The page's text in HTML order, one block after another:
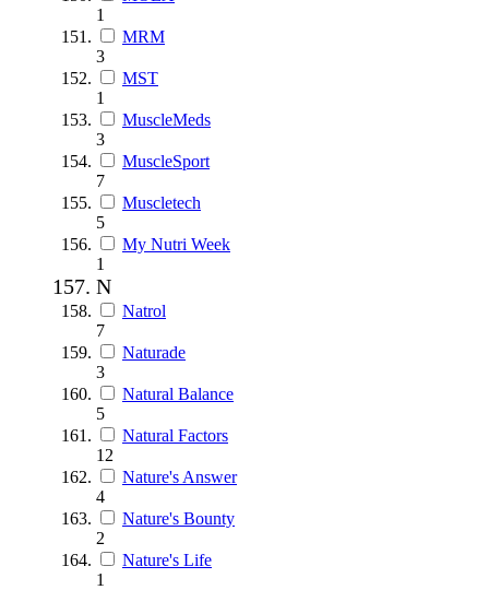
1
MRM
3
MST
1
MuscleMeds
3
MuscleSport
7
Muscletech
5
My Nutri Week
1
N
Natrol
7
Naturade
3
Natural Balance
5
Natural Factors
12
Nature's Answer
4
Nature's Bounty
2
Nature's Life
1